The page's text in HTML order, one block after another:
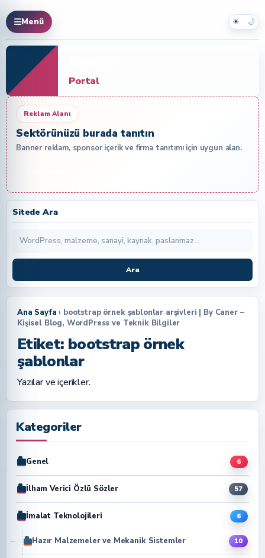
Menü ☀ 🌙
Portal
Reklam Alanı
Sektörünüzü burada tanıtın
Banner reklam, sponsor içerik ve firma tanıtımı için uygun alan.
Sitede Ara
Ara
Ana Sayfa › bootstrap örnek şablonlar arşivleri | By Caner –
Kişisel Blog, WordPress ve Teknik Bilgiler
Etiket: bootstrap örnek
şablonlar
Yazılar ve içerikler.
Kategoriler
Genel 6
İlham Verici Özlü Sözler 57
İmalat Teknolojileri 6
Hazır Malzemeler ve Mekanik Sistemler 10